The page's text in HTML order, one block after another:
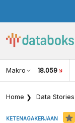
Makro
USD/IDR 18.059
Home Data Stories
KETENAGAKERJAAN